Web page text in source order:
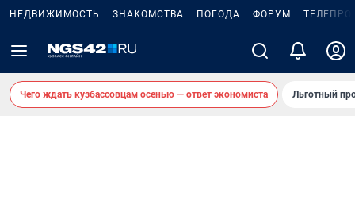
НЕДВИЖИМОСТЬ ЗНАКОМСТВА ПОГОДА ФОРУМ
Чего ждать кузбассовцам осенью — ответ экономиста Льготный